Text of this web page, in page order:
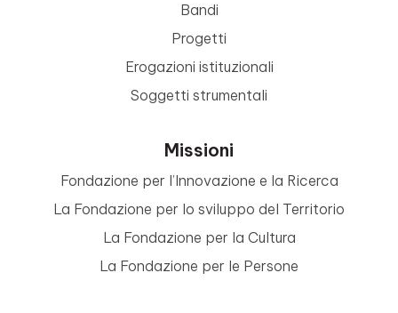
Bandi
Progetti
Erogazioni istituzionali
Soggetti strumentali
Missioni
Fondazione per l’Innovazione e la Ricerca
La Fondazione per lo sviluppo del Territorio
La Fondazione per la Cultura
La Fondazione per le Persone